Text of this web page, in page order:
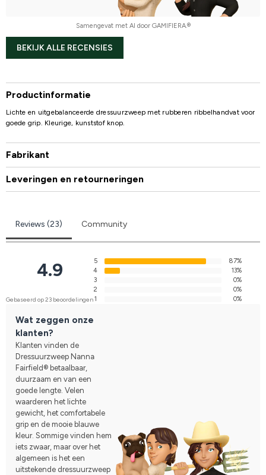
Samengevat met AI door GAMIFIERA.®
BEKIJK ALLE RECENSIES
Productinformatie
Lichte en uitgebalanceerde dressuurzweep met rubberen ribbelhandvat voor
goede grip. Kleurige, kunststof knop.
Fabrikant
Leveringen en retourneringen
Reviews (23) Community
4.9
Gebaseerd op 23 beoordelingen
5
87%
4
13%
3
0%
2
0%
1
0%
Wat zeggen onze
klanten?
Klanten vinden de
Dressuurzweep Nanna
Fairfield® betaalbaar,
duurzaam en van een
goede lengte. Velen
waarderen het lichte
gewicht, het comfortabele
grip en de mooie blauwe
kleur. Sommige vinden hem
iets zwaar, maar over het
algemeen is het een
uitstekende dressuurzweep